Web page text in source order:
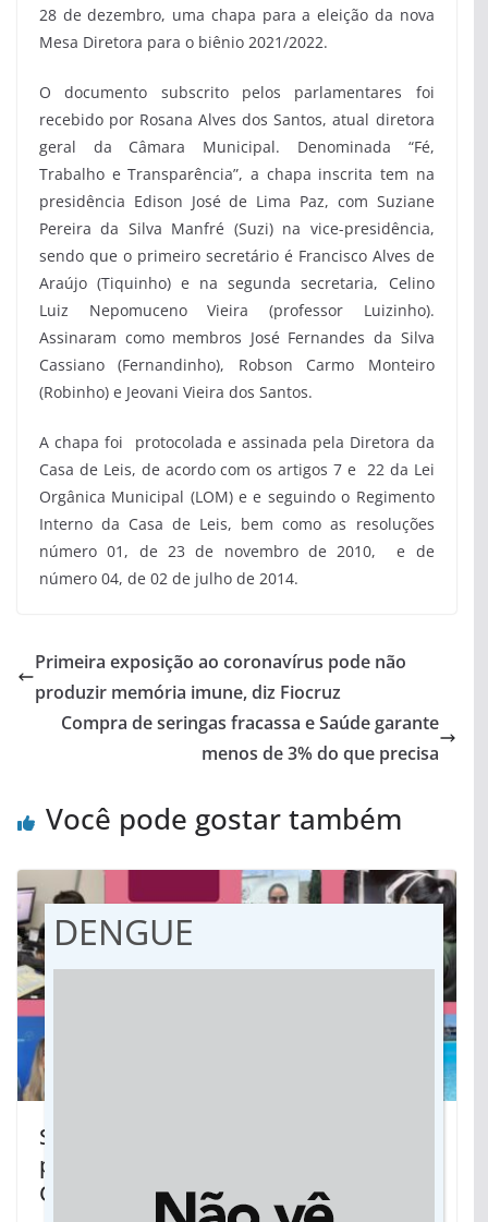
28 de dezembro, uma chapa para a eleição da nova
Mesa Diretora para o biênio 2021/2022.
O documento subscrito pelos parlamentares foi
recebido por Rosana Alves dos Santos, atual diretora
geral da Câmara Municipal. Denominada “Fé,
Trabalho e Transparência”, a chapa inscrita tem na
presidência Edison José de Lima Paz, com Suziane
Pereira da Silva Manfré (Suzi) na vice-presidência,
sendo que o primeiro secretário é Francisco Alves de
Araújo (Tiquinho) e na segunda secretaria, Celino
Luiz Nepomuceno Vieira (professor Luizinho).
Assinaram como membros José Fernandes da Silva
Cassiano (Fernandinho), Robson Carmo Monteiro
(Robinho) e Jeovani Vieira dos Santos.
A chapa foi protocolada e assinada pela Diretora da
Casa de Leis, de acordo com os artigos 7 e 22 da Lei
Orgânica Municipal (LOM) e e seguindo o Regimento
Interno da Casa de Leis, bem como as resoluções
número 01, de 23 de novembro de 2010, e de
número 04, de 02 de julho de 2014.
Primeira exposição ao coronavírus pode não
produzir memória imune, diz Fiocruz
Compra de seringas fracassa e Saúde garante
menos de 3% do que precisa
Você pode gostar também
Sindicato destaca força feminina na
perícia e a luta diária das Peritas
Oficiais Forenses Papiloscopistas
DENGUE